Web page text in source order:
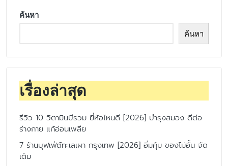
ค้นหา
ค้นหา
เรื่องล่าสุด
รีวิว 10 วิตามินบีรวม ยี่ห้อไหนดี [2026] บำรุงสมอง ดีต่อ
ร่างกาย แก้อ่อนเพลีย
7 ร้านบุฟเฟ่ต์ทะเลเผา กรุงเทพ [2026] อิ่มคุ้ม ของไม่อั้น จัด
เต็ม